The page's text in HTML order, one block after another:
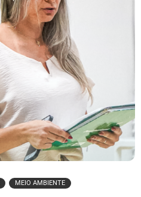
MEIO AMBIENTE